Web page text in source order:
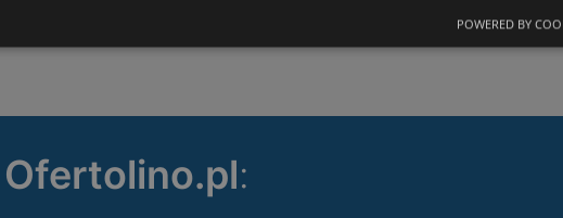
Ofertolino.pl:
POWERED BY